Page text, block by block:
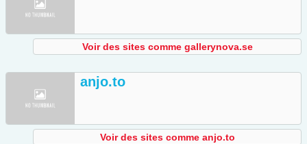
Voir des sites comme gallerynova.se
anjo.to
Voir des sites comme anjo.to